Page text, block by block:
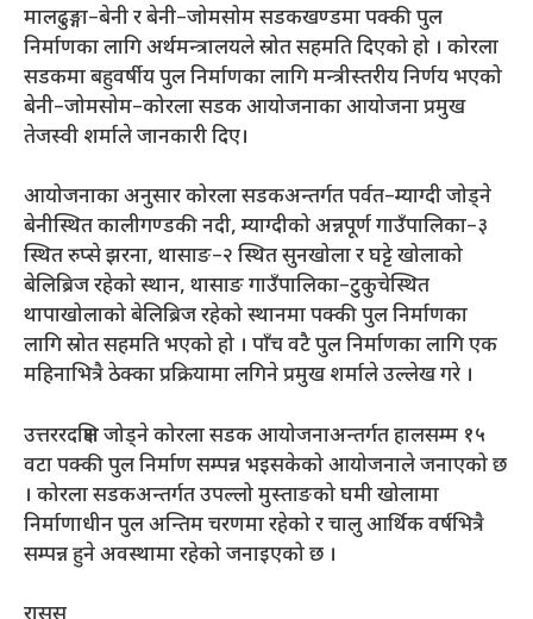
मालढुङ्गा–बेनी र बेनी–जोमसोम सडकखण्डमा पक्की पुल
निर्माणका लागि अर्थमन्त्रालयले स्रोत सहमति दिएको हो । कोरला
सडकमा बहुवर्षीय पुल निर्माणका लागि मन्त्रीस्तरीय निर्णय भएको
बेनी–जोमसोम–कोरला सडक आयोजनाका आयोजना प्रमुख
तेजस्वी शर्माले जानकारी दिए।
आयोजनाका अनुसार कोरला सडकअन्तर्गत पर्वत–म्याग्दी जोड्ने
बेनीस्थित कालीगण्डकी नदी, म्याग्दीको अन्नपूर्ण गाउँपालिका–३
स्थित रुप्से झरना, थासाङ–२ स्थित सुनखोला र घट्टे खोलाको
बेलिब्रिज रहेको स्थान, थासाङ गाउँपालिका–टुकुचेस्थित
थापाखोलाको बेलिब्रिज रहेको स्थानमा पक्की पुल निर्माणका
लागि स्रोत सहमति भएको हो । पाँच वटै पुल निर्माणका लागि एक
महिनाभित्रै ठेक्का प्रक्रियामा लगिने प्रमुख शर्माले उल्लेख गरे ।
उत्तररदक्षिण जोड्ने कोरला सडक आयोजनाअन्तर्गत हालसम्म १५
वटा पक्की पुल निर्माण सम्पन्न भइसकेको आयोजनाले जनाएको छ
। कोरला सडकअन्तर्गत उपल्लो मुस्ताङको घमी खोलामा
निर्माणाधीन पुल अन्तिम चरणमा रहेको र चालु आर्थिक वर्षभित्रै
सम्पन्न हुने अवस्थामा रहेको जनाइएको छ ।